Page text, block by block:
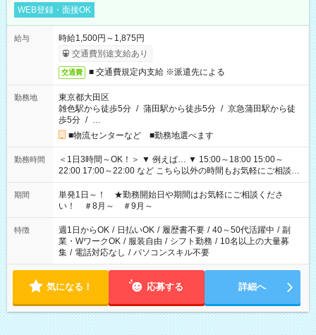
WEB登録・面接OK
給与
時給1,500円～1,875円
交通費別途支給あり
交通費 ■ 交通費規定内支給 ※派遣先による
勤務地
東京都大田区
雑色駅から徒歩5分 / 蒲田駅から徒歩5分 / 京急蒲田駅から徒
歩5分 / …
■物流センターなど ■勤務地選べます
勤務時間
＜1日3時間～OK！＞ ▼ 例えば… ▼ 15:00～18:00 15:00～
22:00 17:00～22:00 など こちら以外の時間もお気軽にご相談く
ださい！
期間
単発1日～！ ★勤務開始日や期間はお気軽にご相談くださ
い！ ＃8月～ ＃9月～
特徴 週1日からOK / 日払いOK / 履歴書不要 / 40～50代活躍中 / 副
業・WワークOK / 服装自由 / シフト勤務 / 10名以上の大量募
集 / 電話対応なし / パソコンスキル不要
気になる！ 応募する 詳細へ